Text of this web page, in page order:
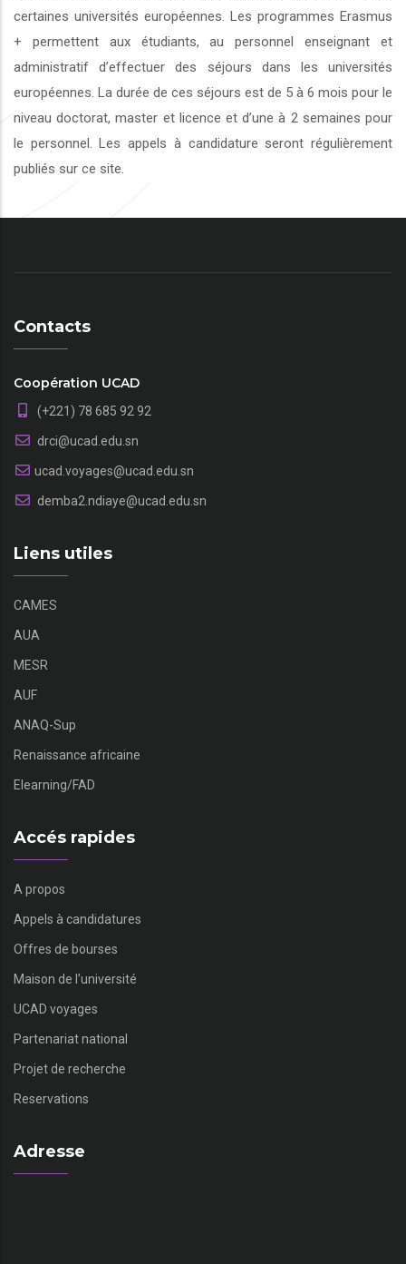
certaines universités européennes. Les programmes Erasmus
+ permettent aux étudiants, au personnel enseignant et
administratif d’effectuer des séjours dans les universités
européennes. La durée de ces séjours est de 5 à 6 mois pour le
niveau doctorat, master et licence et d’une à 2 semaines pour
le personnel. Les appels à candidature seront régulièrement
publiés sur ce site.
Contacts
Coopération UCAD
(+221) 78 685 92 92
drci@ucad.edu.sn
ucad.voyages@ucad.edu.sn
demba2.ndiaye@ucad.edu.sn
Liens utiles
CAMES
AUA
MESR
AUF
ANAQ-Sup
Renaissance africaine
Elearning/FAD
Accés rapides
A propos
Appels à candidatures
Offres de bourses
Maison de l’université
UCAD voyages
Partenariat national
Projet de recherche
Reservations
Adresse